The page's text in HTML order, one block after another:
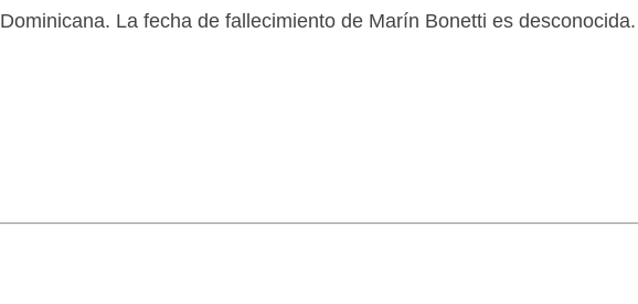
Dominicana. La fecha de fallecimiento de Marín Bonetti es desconocida.